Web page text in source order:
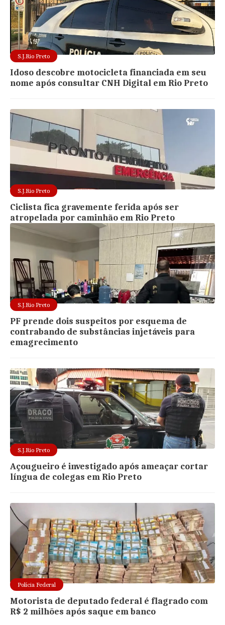
S.J.Rio Preto
Idoso descobre motocicleta financiada em seu
nome após consultar CNH Digital em Rio Preto
S.J.Rio Preto
Ciclista fica gravemente ferida após ser
atropelada por caminhão em Rio Preto
S.J.Rio Preto
PF prende dois suspeitos por esquema de
contrabando de substâncias injetáveis para
emagrecimento
S.J.Rio Preto
Açougueiro é investigado após ameaçar cortar
língua de colegas em Rio Preto
Polícia Federal
Motorista de deputado federal é flagrado com
R$ 2 milhões após saque em banco